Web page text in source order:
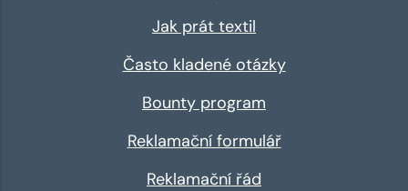
Jak prát textil
Často kladené otázky
Bounty program
Reklamační formulář
Reklamační řád